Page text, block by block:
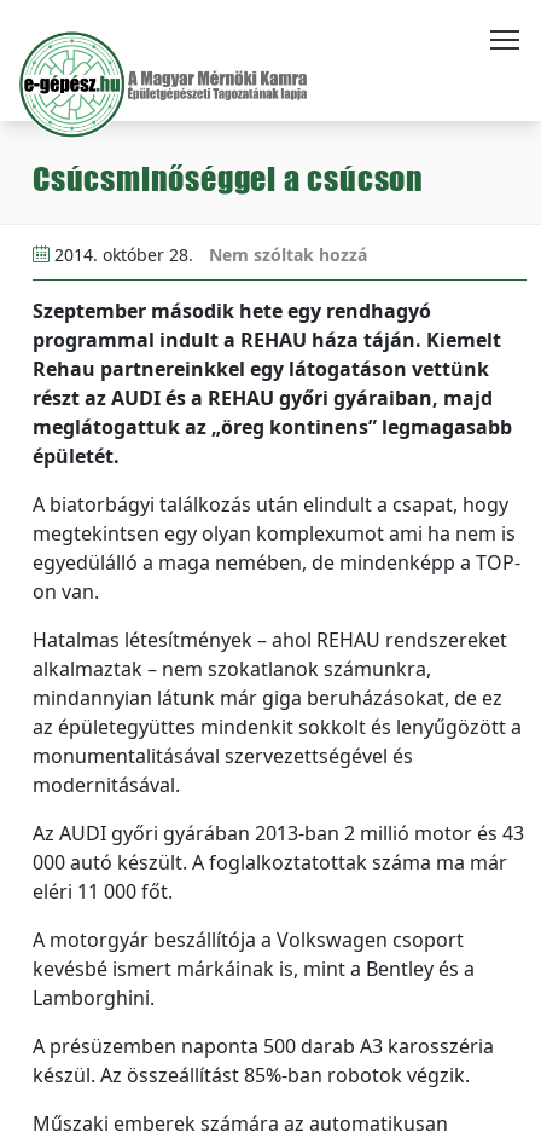
Csúcsminőséggel a csúcson
2014. október 28. Nem szóltak hozzá
Szeptember második hete egy rendhagyó
programmal indult a REHAU háza táján. Kiemelt
Rehau partnereinkkel egy látogatáson vettünk
részt az AUDI és a REHAU győri gyáraiban, majd
meglátogattuk az „öreg kontinens” legmagasabb
épületét.
A biatorbágyi találkozás után elindult a csapat, hogy
megtekintsen egy olyan komplexumot ami ha nem is
egyedülálló a maga nemében, de mindenképp a TOP-
on van.
Hatalmas létesítmények – ahol REHAU rendszereket
alkalmaztak – nem szokatlanok számunkra,
mindannyian látunk már giga beruházásokat, de ez
az épületegyüttes mindenkit sokkolt és lenyűgözött a
monumentalitásával szervezettségével és
modernitásával.
Az AUDI győri gyárában 2013-ban 2 millió motor és 43
000 autó készült. A foglalkoztatottak száma ma már
eléri 11 000 főt.
A motorgyár beszállítója a Volkswagen csoport
kevésbé ismert márkáinak is, mint a Bentley és a
Lamborghini.
A présüzemben naponta 500 darab A3 karosszéria
készül. Az összeállítást 85%-ban robotok végzik.
Műszaki emberek számára az automatikusan